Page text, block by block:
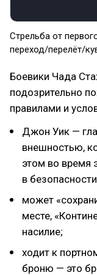
Стрельба от
переход/перелёт/
Боевики Чада
подозрительно
правилами и
Джон Уик —
внешностью,
этом во время
в
может
месте,
насилие;
ходит к
броню — это